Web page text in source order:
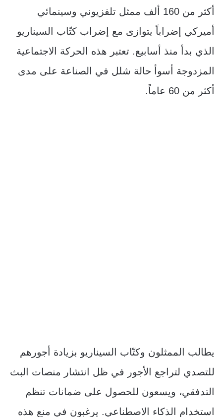
أكثر من 160 ألف ممثل تلفزيوني وسينمائي
أميركي إضراباً يتوازى مع إضراب كتّاب السيناريو
الذي بدأ منذ أسابيع. تعتبر هذه الحركة الاجتماعية
المزدوجة أسوأ حالة شلل في الصناعة على مدى
أكثر من 60 عاماً.
يطالب الممثلون وكتّاب السيناريو بزيادة أجورهم
للتصدي لتراجع الأجور في ظل انتشار منصات البث
التدفقي، ويسعون للحصول على ضمانات تنظم
استخدام الذكاء الاصطناعي. يرغبون في منع هذه